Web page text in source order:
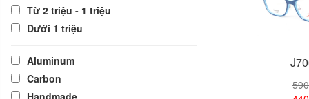
Từ 2 triệu - 1 triệu
Dưới 1 triệu
Aluminum
Carbon
Handmade